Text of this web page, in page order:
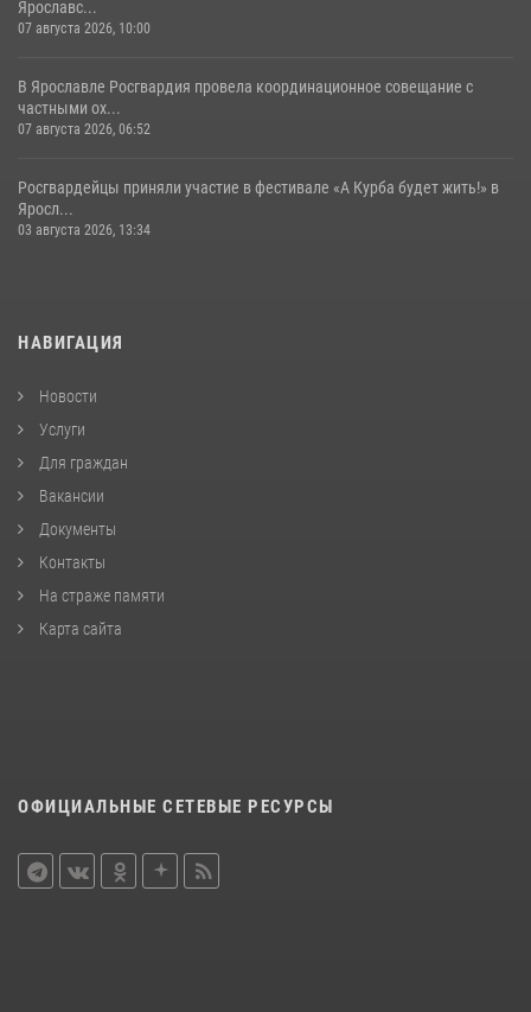
Ярославс...
07 августа 2026, 10:00
В Ярославле Росгвардия провела координационное совещание с
частными ох...
07 августа 2026, 06:52
Росгвардейцы приняли участие в фестивале «А Курба будет жить!» в
Яросл...
03 августа 2026, 13:34
НАВИГАЦИЯ
Новости
Услуги
Для граждан
Вакансии
Документы
Контакты
На страже памяти
Карта сайта
ОФИЦИАЛЬНЫЕ СЕТЕВЫЕ РЕСУРСЫ